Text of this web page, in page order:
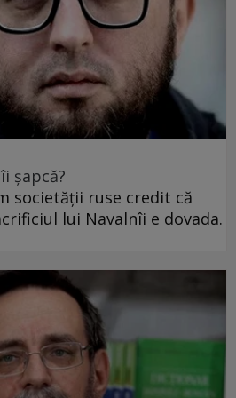
șapcă?
societății ruse credit că
lui Navalnîi e dovada.